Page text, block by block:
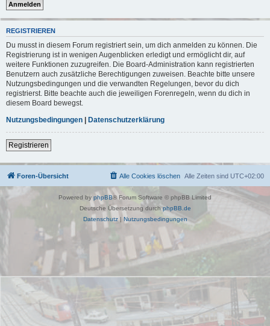
REGISTRIEREN
Du musst in diesem Forum registriert sein, um dich anmelden zu können. Die
Registrierung ist in wenigen Augenblicken erledigt und ermöglicht dir, auf
weitere Funktionen zuzugreifen. Die Board-Administration kann registrierten
Benutzern auch zusätzliche Berechtigungen zuweisen. Beachte bitte unsere
Nutzungsbedingungen und die verwandten Regelungen, bevor du dich
registrierst. Bitte beachte auch die jeweiligen Forenregeln, wenn du dich in
diesem Board bewegst.
Nutzungsbedingungen | Datenschutzerklärung
Registrieren
Foren-Übersicht Alle Zeiten sind UTC+02:00
Alle Cookies löschen
Powered byphpBB® Forum Software © phpBB Limited
Deutsche Übersetzung durchphpBB.de
Datenschutz| Nutzungsbedingungen